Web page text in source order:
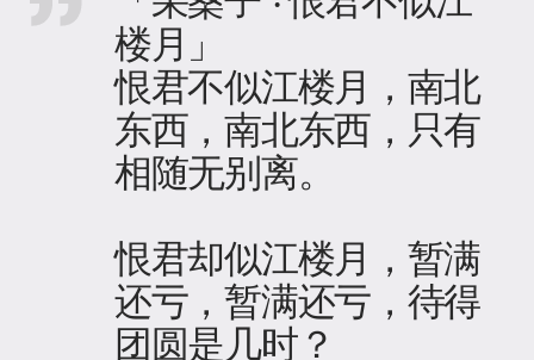
楼月」
恨君不似江楼月，南北
东西，南北东西，只有
相随无别离。
恨君却似江楼月，暂满
还亏，暂满还亏，待得
团圆是几时？